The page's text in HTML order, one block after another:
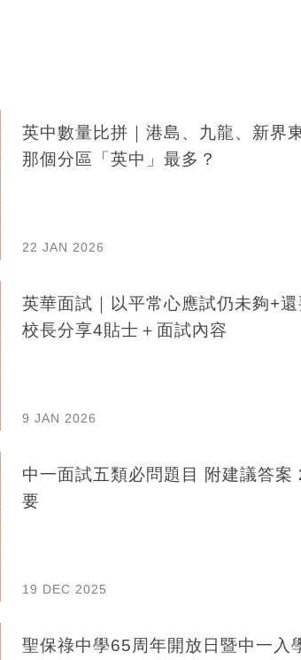
英中數量比拼｜港島、九龍、新界
那個分區「英中」最多？
22 JAN 2026
英華面試｜以平常心應試仍未夠+
校長分享4貼士＋面試內容
9 JAN 2026
中一面試五類必問題目 附建議答案
要
19 DEC 2025
聖保祿中學65周年開放日暨中一入